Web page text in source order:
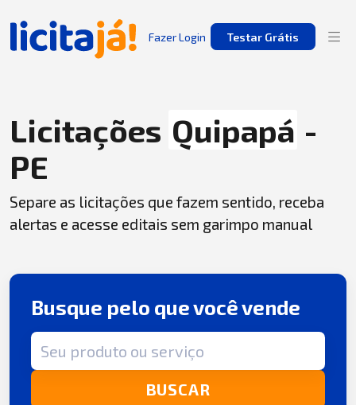
Fazer Login Testar Grátis
Licitações Quipapá -
PE
Separe as licitações que fazem sentido, receba
alertas e acesse editais sem garimpo manual
Busque pelo que você vende
Termo de busca
BUSCAR